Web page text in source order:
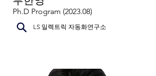
Ph.D Program (2023.08)
LS 일렉트릭 자동화연구소